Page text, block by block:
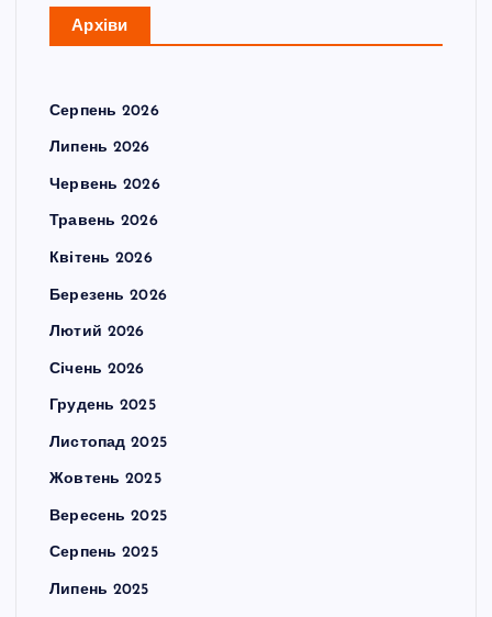
Архіви
Серпень 2026
Липень 2026
Червень 2026
Травень 2026
Квітень 2026
Березень 2026
Лютий 2026
Січень 2026
Грудень 2025
Листопад 2025
Жовтень 2025
Вересень 2025
Серпень 2025
Липень 2025